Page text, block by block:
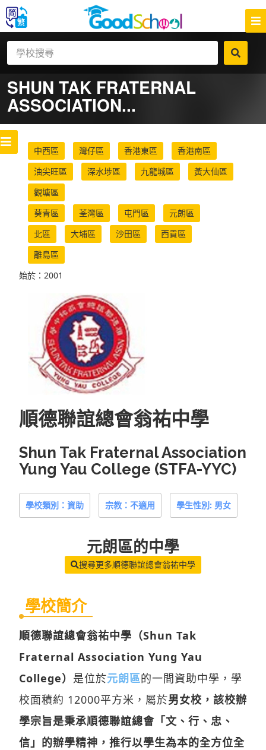
SHUN TAK FRATERNAL
ASSOCIATION...
中西區 灣仔區 香港東區
香港南區
油尖旺區
深水埗區 九龍城區
黃大仙區
觀塘區
葵青區
荃灣區 屯門區
元朗區
北區
大埔區 沙田區
西貢區
離島區
始於：2001
順德聯誼總會翁祐中學
Shun Tak Fraternal Association
Yung Yau College (STFA-YYC)
學校類別：資助 宗教：不適用 學生性別: 男女
元朗區的中學
搜尋更多順德聯誼總會翁祐中學
學校簡介
順德聯誼總會翁祐中學（Shun Tak
Fraternal Association Yung Yau
College） 是位於元朗區的一間資助中學，學
校面積約 12000平方米，屬於男女校，該校辦
學宗旨是秉承順德聯誼總會「文、行、忠、
信」的辦學精神，推行以學生為本的全方位全